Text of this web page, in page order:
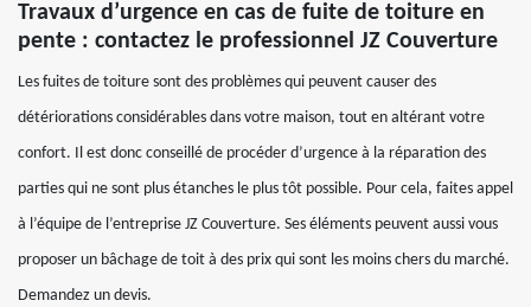
Travaux d’urgence en cas de fuite de toiture en
pente : contactez le professionnel JZ Couverture
Les fuites de toiture sont des problèmes qui peuvent causer des
détériorations considérables dans votre maison, tout en altérant votre
confort. Il est donc conseillé de procéder d’urgence à la réparation des
parties qui ne sont plus étanches le plus tôt possible. Pour cela, faites appel
à l’équipe de l’entreprise JZ Couverture. Ses éléments peuvent aussi vous
proposer un bâchage de toit à des prix qui sont les moins chers du marché.
Demandez un devis.